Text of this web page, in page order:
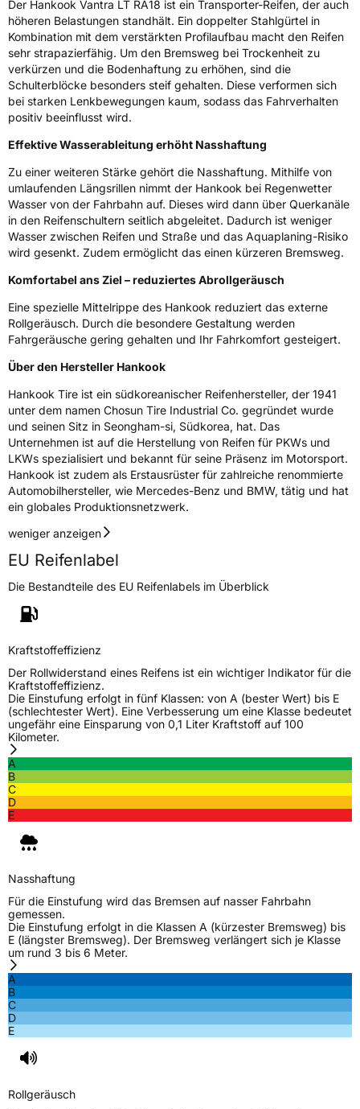
Rollgeräusch (Klasse)
Rollgeräusch (dB)70
FahrzeugklasseC2
Eisgrip Nein
EPREL ID522177
Allgemeine Produktsicherheit (GPSR)
HerstellerkontaktHankook Tire Europe GmbH, Siemensstr. 14
D-63263 Neu-Isenburg Deutschland,
technik@hankookreifen.de
Der Hankook Vantra LT RA18 ist ein Transporter-Reifen, der auch
höheren Belastungen standhält. Ein doppelter Stahlgürtel in
Kombination mit dem verstärkten Profilaufbau macht den Reifen
sehr strapazierfähig. Um den Bremsweg bei Trockenheit zu
verkürzen und die Bodenhaftung zu erhöhen, sind die
Schulterblöcke besonders steif gehalten. Diese verformen sich
bei starken Lenkbewegungen kaum, sodass das Fahrverhalten
positiv beeinflusst wird.
Effektive Wasserableitung erhöht Nasshaftung
Zu einer weiteren Stärke gehört die Nasshaftung. Mithilfe von
umlaufenden Längsrillen nimmt der Hankook bei Regenwetter
Wasser von der Fahrbahn auf. Dieses wird dann über Querkanäle
in den Reifenschultern seitlich abgeleitet. Dadurch ist weniger
Wasser zwischen Reifen und Straße und das Aquaplaning-Risiko
wird gesenkt. Zudem ermöglicht das einen kürzeren Bremsweg.
Komfortabel ans Ziel – reduziertes Abrollgeräusch
Eine spezielle Mittelrippe des Hankook reduziert das externe
Rollgeräusch. Durch die besondere Gestaltung werden
Fahrgeräusche gering gehalten und Ihr Fahrkomfort gesteigert.
Über den Hersteller Hankook
Hankook Tire ist ein südkoreanischer Reifenhersteller, der 1941
unter dem namen Chosun Tire Industrial Co. gegründet wurde
und seinen Sitz in Seongham-si, Südkorea, hat. Das
Unternehmen ist auf die Herstellung von Reifen für PKWs und
LKWs spezialisiert und bekannt für seine Präsenz im Motorsport.
Hankook ist zudem als Erstausrüster für zahlreiche renommierte
Automobilhersteller, wie Mercedes-Benz und BMW, tätig und hat
ein globales Produktionsnetzwerk.
weniger anzeigen
EU Reifenlabel
Die Bestandteile des EU Reifenlabels im Überblick
Kraftstoffeffizienz
Der Rollwiderstand eines Reifens ist ein wichtiger Indikator für die
Kraftstoffeffizienz.
Die Einstufung erfolgt in fünf Klassen: von A (bester Wert) bis E
(schlechtester Wert). Eine Verbesserung um eine Klasse bedeutet
ungefähr eine Einsparung von 0,1 Liter Kraftstoff auf 100
Kilometer.
A
B
C
D
E
Nasshaftung
Für die Einstufung wird das Bremsen auf nasser Fahrbahn
gemessen.
Die Einstufung erfolgt in die Klassen A (kürzester Bremsweg) bis
E (längster Bremsweg). Der Bremsweg verlängert sich je Klasse
um rund 3 bis 6 Meter.
A
B
C
D
E
Rollgeräusch